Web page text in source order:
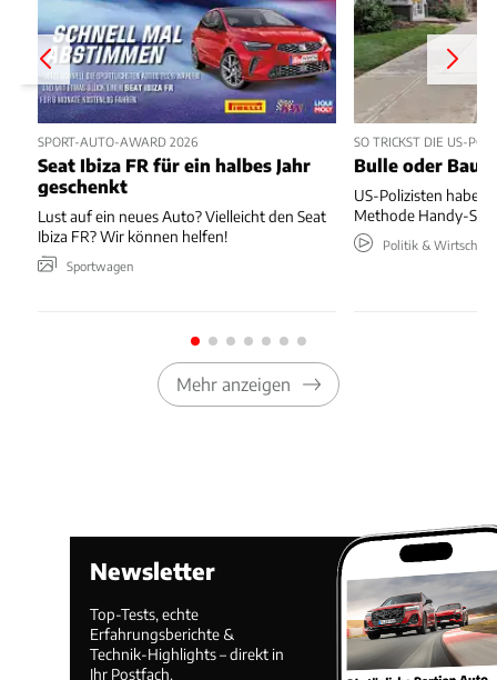
SPORT-AUTO-AWARD 2026
Seat Ibiza FR für ein halbes Jahr
geschenkt
Lust auf ein neues Auto? Vielleicht den Seat
Ibiza FR? Wir können helfen!
Sportwagen
SO TRICKST DIE US-
Bulle oder
US-Polizisten haben
Methode Handy-
Politik & Wirtschaft
Mehr anzeigen
Newsletter
Top-Tests, echte
Erfahrungsberichte &
Technik-Highlights – direkt in
Ihr Postfach.